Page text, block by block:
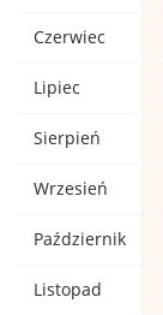
Czerwiec
Lipiec
Sierpień
Wrzesień
Październik
Listopad